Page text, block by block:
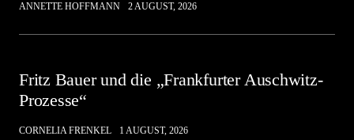
ANNETTE HOFFMANN 2 AUGUST, 2026
Fritz Bauer und die „Frankfurter Auschwitz-
Prozesse“
CORNELIA FRENKEL 1 AUGUST, 2026